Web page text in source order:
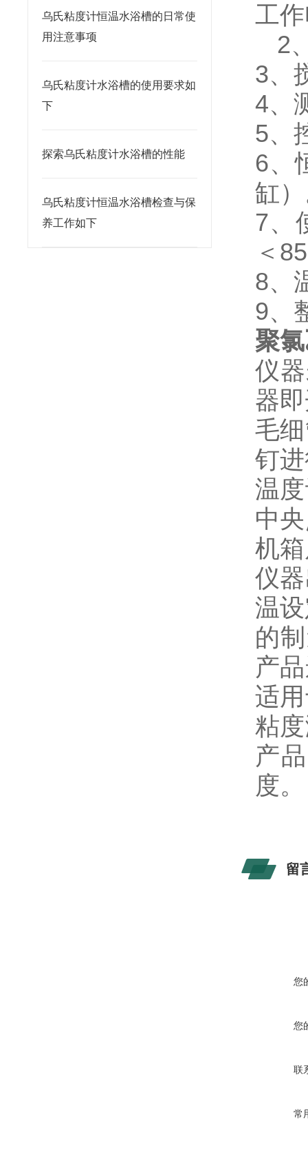
乌氏粘度计恒温水浴槽的日常使
用注意事项
乌氏粘度计水浴槽的使用要求如
下
探索乌氏粘度计水浴槽的性能
乌氏粘度计恒温水浴槽检查与保
养工作如下
工
2
3、
4、
5
6、
缸
7、
＜
8、
9
聚
仪
器
毛
钉
温
中
机
仪
温
的
产
适
粘
产
度。
留
您
您
联
常